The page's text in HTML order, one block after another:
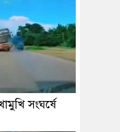
সংঘর্ষে